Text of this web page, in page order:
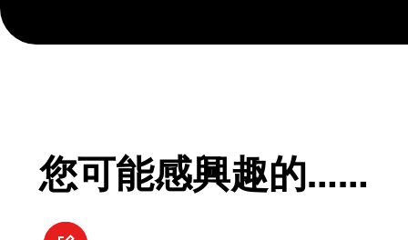
您可能感興趣的……